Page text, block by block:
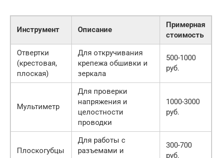
Инструмент Описание
Примерная
стоимость
Отвертки
(крестовая,
плоская)
Для откручивания
крепежа обшивки и
зеркала
500-1000
руб.
Мультиметр
Для проверки
напряжения и
целостности
проводки
1000-3000
руб.
Плоскогубцы
Для работы с
разъемами и
300-700
руб.